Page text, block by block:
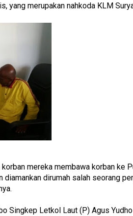
yang merupakan nahkoda KLM
mereka membawa korban ke
dirumah salah seorang
Singkep Letkol Laut (P) Agus Yudho